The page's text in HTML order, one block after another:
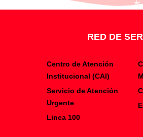
RED DE
Centro de Atención
Institucional (CAI)
Servicio de Atención
Urgente
Linea 100